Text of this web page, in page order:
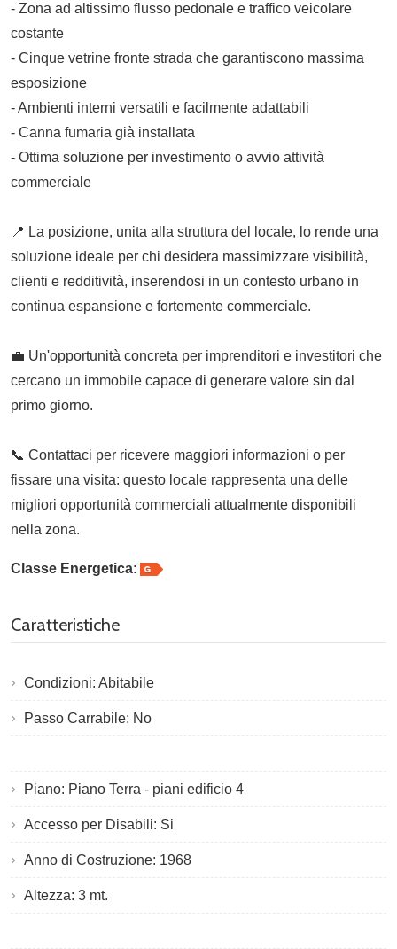
- Zona ad altissimo flusso pedonale e traffico veicolare
costante
- Cinque vetrine fronte strada che garantiscono massima
esposizione
- Ambienti interni versatili e facilmente adattabili
- Canna fumaria già installata
- Ottima soluzione per investimento o avvio attività
commerciale
📍 La posizione, unita alla struttura del locale, lo rende una
soluzione ideale per chi desidera massimizzare visibilità,
clienti e redditività, inserendosi in un contesto urbano in
continua espansione e fortemente commerciale.
💼 Un'opportunità concreta per imprenditori e investitori che
cercano un immobile capace di generare valore sin dal
primo giorno.
📞 Contattaci per ricevere maggiori informazioni o per
fissare una visita: questo locale rappresenta una delle
migliori opportunità commerciali attualmente disponibili
nella zona.
Classe Energetica:
Caratteristiche
Condizioni: Abitabile
Passo Carrabile: No
Piano: Piano Terra - piani edificio 4
Accesso per Disabili: Si
Anno di Costruzione: 1968
Altezza: 3 mt.